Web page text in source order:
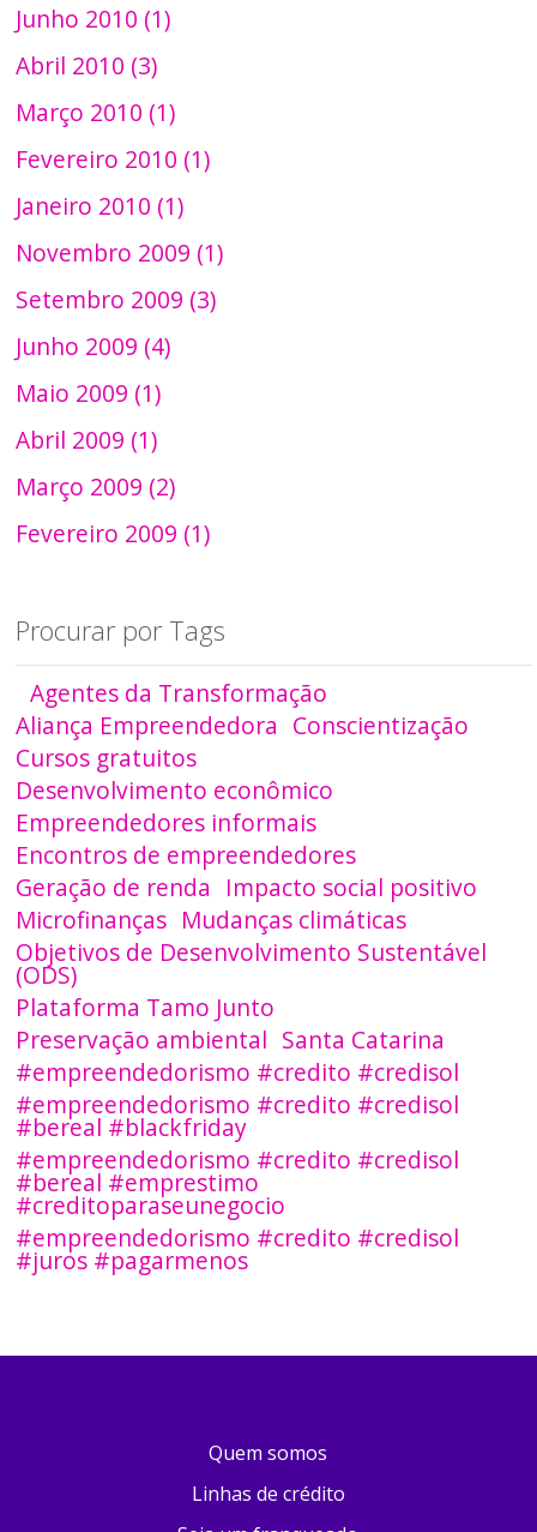
Junho 2010 (1)
Abril 2010 (3)
Março 2010 (1)
Fevereiro 2010 (1)
Janeiro 2010 (1)
Novembro 2009 (1)
Setembro 2009 (3)
Junho 2009 (4)
Maio 2009 (1)
Abril 2009 (1)
Março 2009 (2)
Fevereiro 2009 (1)
Procurar por Tags
Agentes da Transformação
Aliança Empreendedora Conscientização
Cursos gratuitos
Desenvolvimento econômico
Empreendedores informais
Encontros de empreendedores
Geração de renda Impacto social positivo
Microfinanças Mudanças climáticas
Objetivos de Desenvolvimento Sustentável
(ODS)
Plataforma Tamo Junto
Preservação ambiental Santa Catarina
#empreendedorismo #credito #credisol
#empreendedorismo #credito #credisol
#bereal #blackfriday
#empreendedorismo #credito #credisol
#bereal #emprestimo
#creditoparaseunegocio
#empreendedorismo #credito #credisol
#juros #pagarmenos
Quem somos
Linhas de crédito